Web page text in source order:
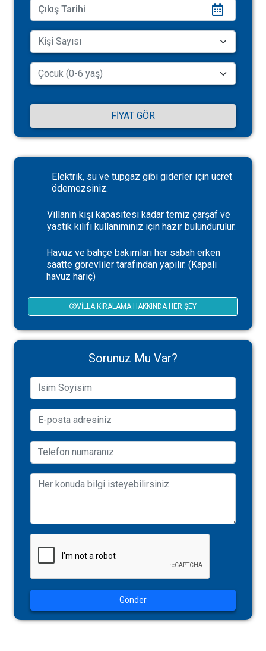
FIYAT GÖR
Elektrik, su ve tüpgaz gibi giderler için ücret
ödemezsiniz.
Villanın kişi kapasitesi kadar temiz çarşaf ve
yastık kılıfı kullanımınız için hazır bulundurulur.
Havuz ve bahçe bakımları her sabah erken
saatte görevliler tarafından yapılır. (Kapalı
havuz hariç)
VILLA KIRALAMA HAKKINDA HER ŞEY
Sorunuz Mu Var?
Gönder